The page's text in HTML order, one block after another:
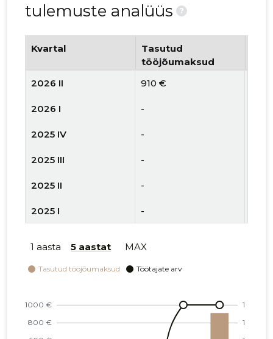
tulemuste analüüs
?
Kvartal
Tasutud
tööjõumaksud
2026 II
910 €
2026 I -
2025 IV -
2025 III -
2025 II -
2025 I -
1 aasta 5 aastat MAX